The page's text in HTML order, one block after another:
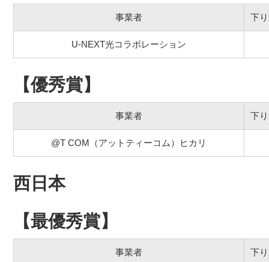
事業者 下
U-NEXT光コラボレーション
【優秀賞】
事業者 下
@T COM（アットティーコム）ヒカリ
西日本
【最優秀賞】
事業者 下